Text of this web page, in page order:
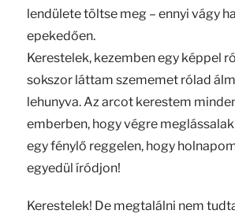
lendülete töltse meg – ennyi vágy
epekedően.
Kerestelek, kezemben egy képpel
sokszor láttam szememet rólad
lehunyva. Az arcot kerestem
emberben, hogy végre
egy fénylő reggelen, hogy
egyedül íródjon!
Kerestelek! De megtalálni nem